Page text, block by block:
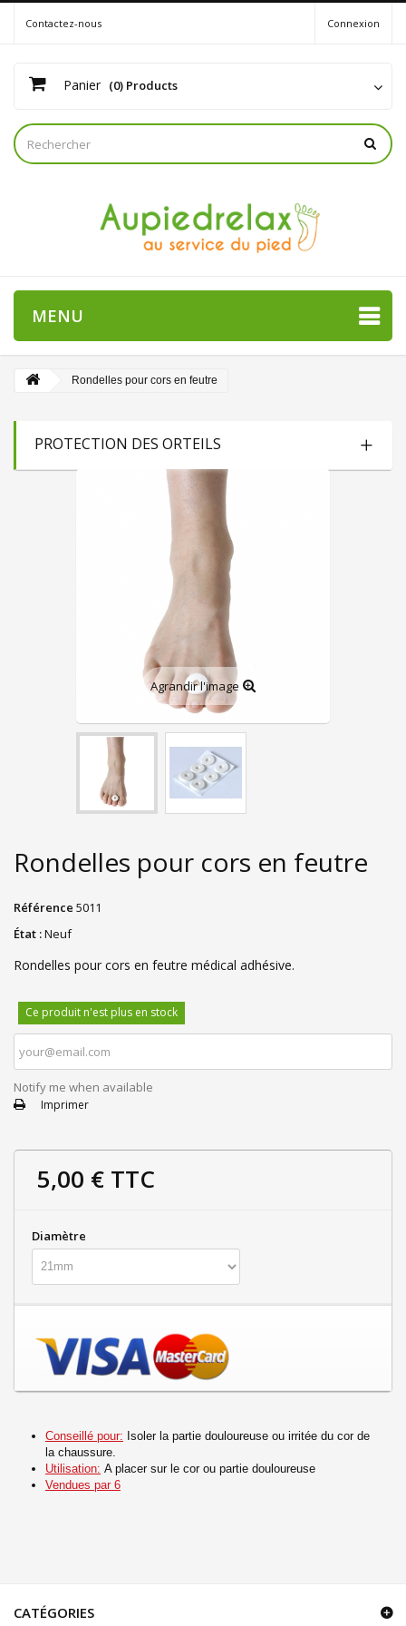
Contactez-nous Connexion
Panier (0) Products
MENU
Rondelles pour cors en feutre
PROTECTION DES ORTEILS
Agrandir l'image
Rondelles pour cors en feutre
Référence 5011
État :Neuf
Rondelles pour cors en feutre médical adhésive.
Ce produit n'est plus en stock
Notify me when available
Imprimer
5,00 € TTC
Diamètre
Conseillé pour: Isoler la partie douloureuse ou irritée du cor de
la chaussure.
Utilisation: A placer sur le cor ou partie douloureuse
Vendues par 6
CATÉGORIES